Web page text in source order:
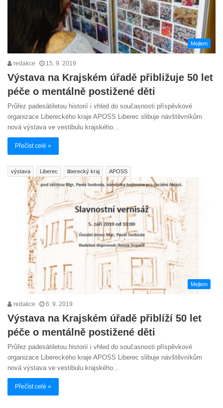
Mejlem
redakce 15. 9. 2019
Výstava na Krajském úřadě přibližuje 50 let
péče o mentálně postižené děti
Průřez padesátiletou historií i vhled do současnosti příspěvkové
organizace Libereckého kraje APOSS Liberec slibuje návštěvníkům
nová výstava ve vestibulu krajského…
Přečíst celé »
výstava Liberec liberecký kraj APOSS
Mejlem
redakce 6. 9. 2019
Výstava na Krajském úřadě přiblíží 50 let
péče o mentálně postižené děti
Průřez padesátiletou historií i vhled do současnosti příspěvkové
organizace Libereckého kraje APOSS Liberec slibuje návštěvníkům
nová výstava ve vestibulu krajského…
Přečíst celé »